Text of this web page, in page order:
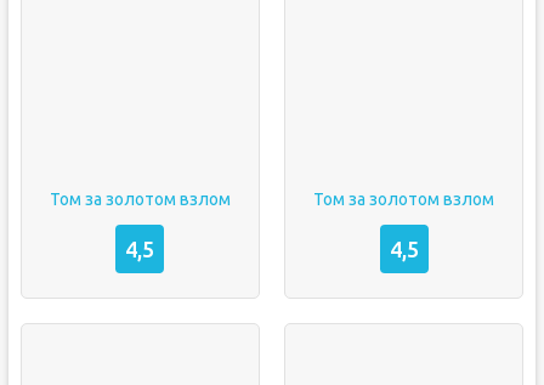
Том за золотом взлом
4,5
Том за золотом взлом
4,5